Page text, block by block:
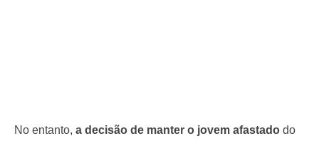
No entanto, a decisão de manter o jovem afastado do